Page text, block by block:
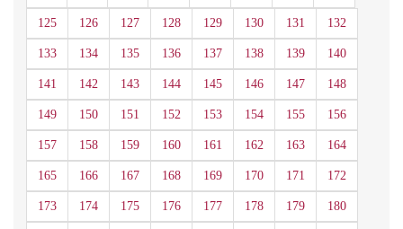
125 126 127 128 129 130 131 132
133 134 135 136 137 138 139 140
141 142 143 144 145 146 147 148
149 150 151 152 153 154 155 156
157 158 159 160 161 162 163 164
165 166 167 168 169 170 171 172
173 174 175 176 177 178 179 180